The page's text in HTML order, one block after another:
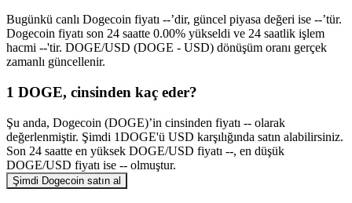
Bugünkü canlı Dogecoin fiyatı --’dir, güncel piyasa değeri ise --’tür.
Dogecoin fiyatı son 24 saatte 0.00% yükseldi ve 24 saatlik işlem
hacmi --'tir. DOGE/USD (DOGE - USD) dönüşüm oranı gerçek
zamanlı güncellenir.
1 DOGE, cinsinden kaç eder?
Şu anda, Dogecoin (DOGE)’in cinsinden fiyatı -- olarak
değerlenmiştir. Şimdi 1DOGE'ü USD karşılığında satın alabilirsiniz.
Son 24 saatte en yüksek DOGE/USD fiyatı --, en düşük
DOGE/USD fiyatı ise -- olmuştur.
Şimdi Dogecoin satın al